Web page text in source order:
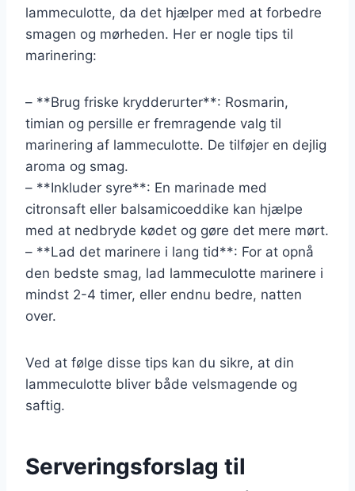
lammeculotte, da det hjælper med at forbedre
smagen og mørheden. Her er nogle tips til
marinering:
– **Brug friske krydderurter**: Rosmarin,
timian og persille er fremragende valg til
marinering af lammeculotte. De tilføjer en dejlig
aroma og smag.
– **Inkluder syre**: En marinade med
citronsaft eller balsamicoeddike kan hjælpe
med at nedbryde kødet og gøre det mere mørt.
– **Lad det marinere i lang tid**: For at opnå
den bedste smag, lad lammeculotte marinere i
mindst 2-4 timer, eller endnu bedre, natten
over.
Ved at følge disse tips kan du sikre, at din
lammeculotte bliver både velsmagende og
saftig.
Serveringsforslag til